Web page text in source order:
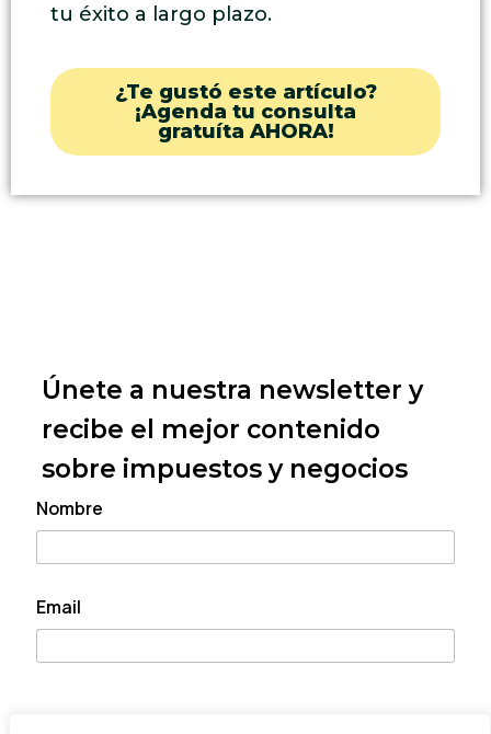
tu éxito a largo plazo.
¿Te gustó este artículo?
¡Agenda tu consulta
gratuíta AHORA!
Únete a nuestra newsletter y
recibe el mejor contenido
sobre impuestos y negocios
Nombre
m
a
Email